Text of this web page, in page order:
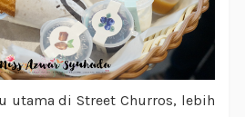
utama di Street Churros, lebih